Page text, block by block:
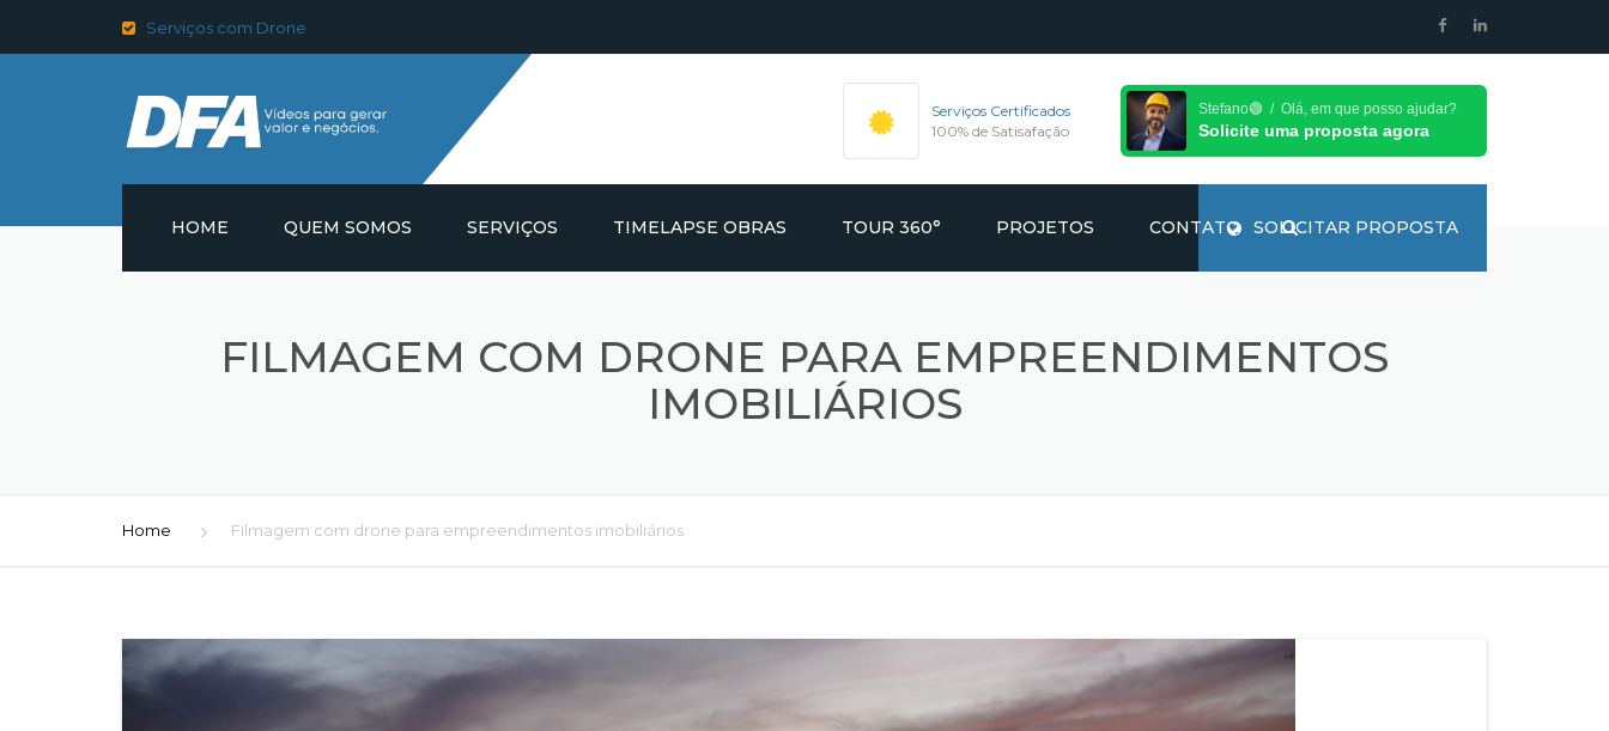
Serviços com Drone
Serviços Certificados
100% de Satisafação
Stefano🟢 / Olá, em que posso ajudar?
Solicite uma proposta agora
SOLICITAR PROPOSTA
HOME QUEM SOMOS SERVIÇOS
ACOMPANHAMENTO DE
TIMELAPSE OBRAS TOUR 360° PROJETOS CONTATO
FILMAGEM COM DRONE PARA EMPREENDIMENTOS
IMOBILIÁRIOS
Home Filmagem com drone para empreendimentos imobiliários